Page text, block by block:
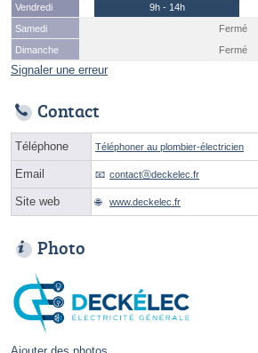
Vendredi
9h - 14h
Samedi
Fermé
Dimanche
Fermé
Signaler une erreur
Contact
Téléphone Téléphoner au plombier-électricien
Email contactⓐdeckelec.fr
Site web www.deckelec.fr
Photo